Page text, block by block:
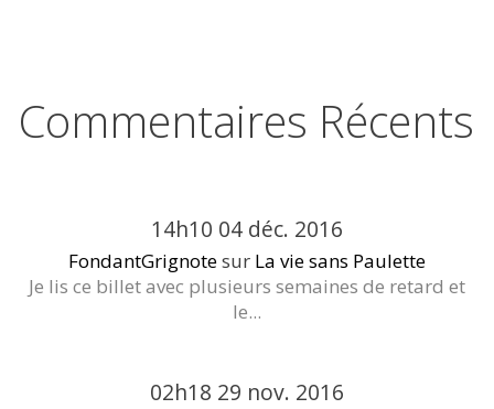
Commentaires Récents
14h10 04 déc. 2016
FondantGrignotesur La vie sans Paulette
Je lis ce billet avec plusieurs semaines de retard et
le...
02h18 29 nov. 2016